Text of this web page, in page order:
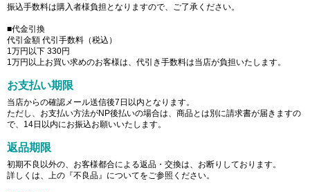
振込手数料は購入者様負担となりますので、ご了承ください。
■代金引換
代引金額 代引手数料（税込）
1万円以下 330円
1万円以上お買い求めのお客様は、代引き手数料は当店が負担いたします。
お支払い期限
当店からの確認メール送信後7日以内となります。
ただし、お支払い方法がNP後払いの場合は、商品とは別に請求書が届きますの
で、14日以内にお振込お願いいたします。
返品期限
初期不良以外の、お客様都合による返品・交換は、お断りしております。
詳しくは、上の『不良品』についてをご参照ください。